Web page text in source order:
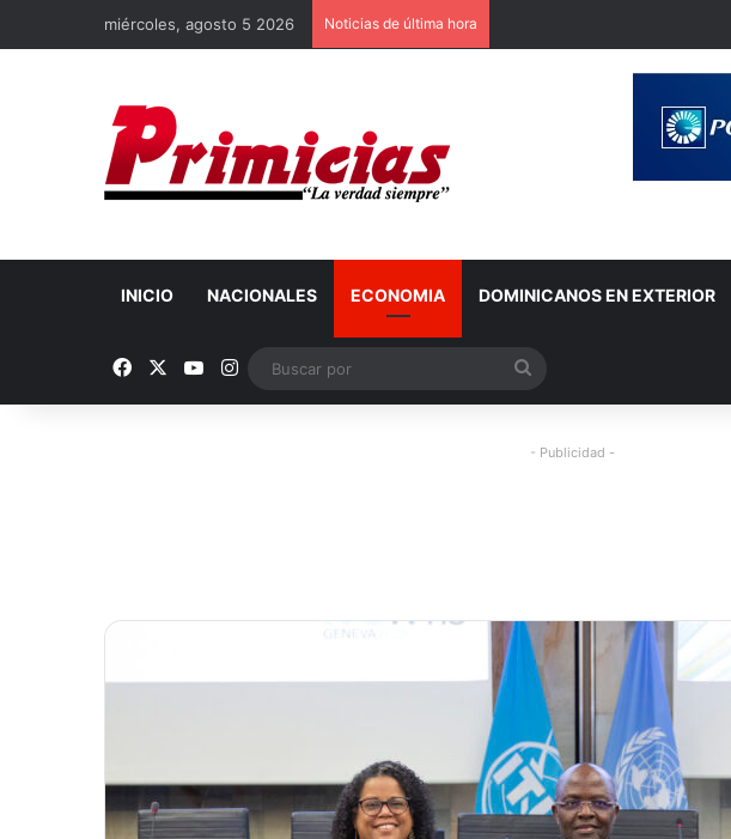
miércoles, agosto 5 2026 Noticias de última hora
INICIO NACIONALES ECONOMIA DOMINICANOS EN EXTERIOR
FacebookYouTube
Instagram
por
- Publicidad -